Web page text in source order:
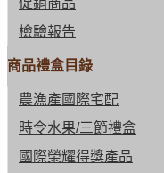
促銷商品
檢驗報告
商品禮盒目錄
農漁產國際宅配
時令水果/三節禮盒
國際榮耀得獎產品